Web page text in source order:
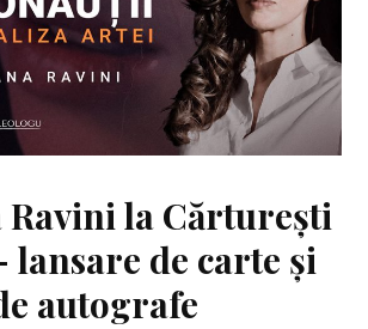
Ravini la Cărturești
lansare de carte și
autografe